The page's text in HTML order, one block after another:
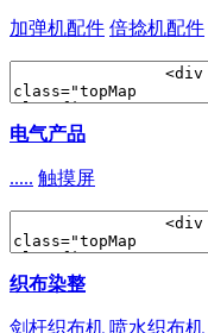
加弹机配件 倍捻机配件
电气产品
..... 触摸屏
织布染整
剑杆织布机 喷水织布机